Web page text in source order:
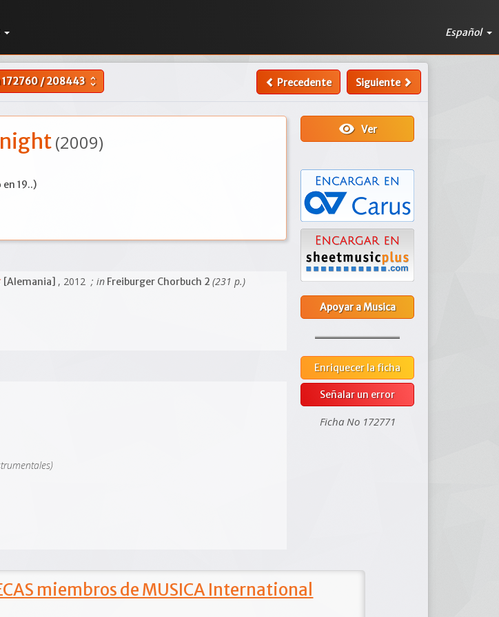
Español
172760/208443 unfold_more Precedente Siguiente
(2009)
19..)
[Alemania] , 2012 ; in Freiburger Chorbuch 2(231 p.)
visibilityVer
Apoyar a Musica
Enriquecer la ficha
Señalar un error
Ficha No 172771
miembros de MUSICA International